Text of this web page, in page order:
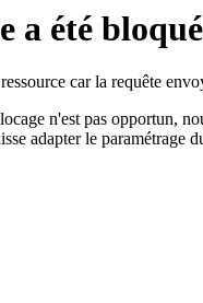
a été bloqué
car la requête
n'est pas opportun,
adapter le paramétrage